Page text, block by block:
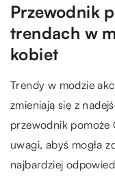
Przewodnik
trendach w
kobiet
Trendy w modzie
zmieniają się z
przewodnik pomoże
uwagi, abyś mogła
najbardziej